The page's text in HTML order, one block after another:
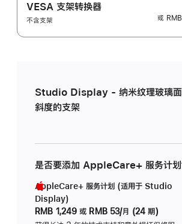
VESA 支架转换器
不含支架
或
Studio Display - 纳米纹理玻璃
斜度的支架
是否要添加 AppleCare+ 服务计划
AppleCare+ 服务计划 (适用于 Studio
Display)
RMB 1,249 或 RMB 53/月 (24 期)